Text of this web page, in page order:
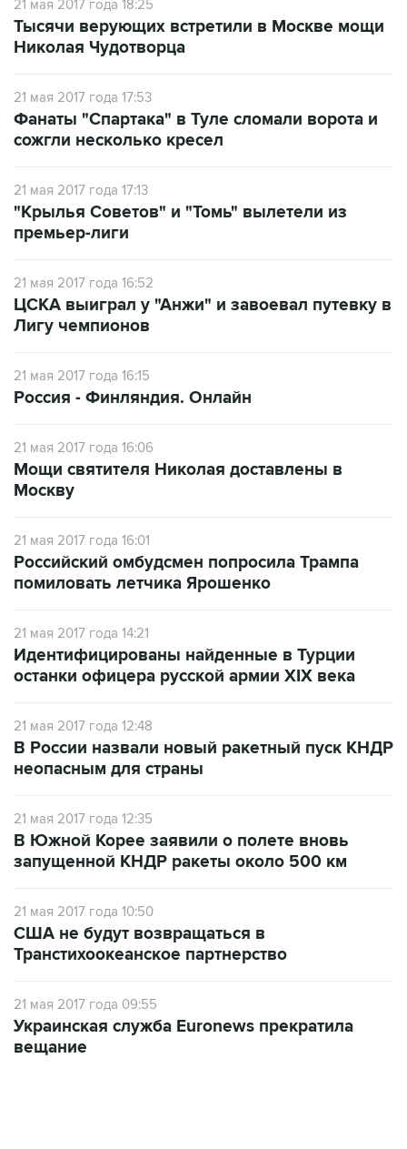
21 мая 2017 года 18:25
Тысячи верующих встретили в Москве мощи
Николая Чудотворца
21 мая 2017 года 17:53
Фанаты "Спартака" в Туле сломали ворота и
сожгли несколько кресел
21 мая 2017 года 17:13
"Крылья Советов" и "Томь" вылетели из
премьер-лиги
21 мая 2017 года 16:52
ЦСКА выиграл у "Анжи" и завоевал путевку в
Лигу чемпионов
21 мая 2017 года 16:15
Россия - Финляндия. Онлайн
21 мая 2017 года 16:06
Мощи святителя Николая доставлены в
Москву
21 мая 2017 года 16:01
Российский омбудсмен попросила Трампа
помиловать летчика Ярошенко
21 мая 2017 года 14:21
Идентифицированы найденные в Турции
останки офицера русской армии XIX века
21 мая 2017 года 12:48
В России назвали новый ракетный пуск КНДР
неопасным для страны
21 мая 2017 года 12:35
В Южной Корее заявили о полете вновь
запущенной КНДР ракеты около 500 км
21 мая 2017 года 10:50
США не будут возвращаться в
Транстихоокеанское партнерство
21 мая 2017 года 09:55
Украинская служба Euronews прекратила
вещание